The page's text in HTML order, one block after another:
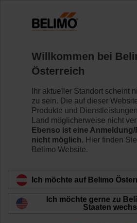
H6020X6P3-S2/NV24A-TPC
Mehr erfahren
Zurück zur Produktkategorie
Willkommen bei
Österreich
Ihr aktueller Standort scheint
zu sein. Die auf dieser
Produkte und
Land möglicherweise nicht
Ebenso ist eine
nicht möglich. Hier finden
Belimo Website.
Ich möchte auf Belimo
Ich möchte gerne zu
Staaten